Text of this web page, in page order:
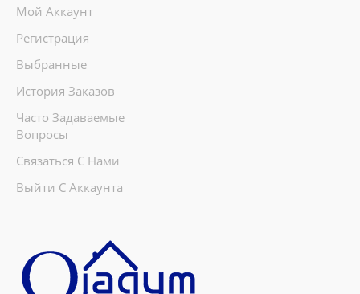
Мой Аккаунт
Регистрация
Выбранные
История Заказов
Часто Задаваемые
Вопросы
Связаться С Нами
Выйти С Аккаунта